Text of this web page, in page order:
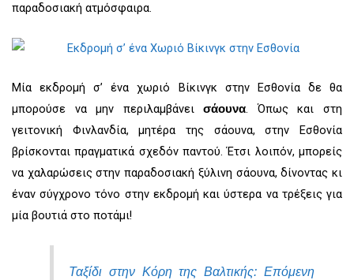
παραδοσιακή ατμόσφαιρα.
Μία εκδρομή σ’ ένα χωριό Βίκινγκ στην Εσθονία δε θα
μπορούσε να μην περιλαμβάνεισάουνα. Όπως και στη
γειτονική Φινλανδία, μητέρα της σάουνα, στην Εσθονία
βρίσκονται πραγματικά σχεδόν παντού. Έτσι λοιπόν, μπορείς
να χαλαρώσεις στην παραδοσιακή ξύλινη σάουνα, δίνοντας κι
έναν σύγχρονο τόνο στην εκδρομή και ύστερα να τρέξεις για
μία βουτιά στο ποτάμι!
Ταξίδι στην Κόρη της Βαλτικής: Επόμενη